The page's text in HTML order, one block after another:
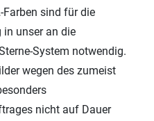
-Farben sind für die
in unser an die
System notwendig.
wegen des zumeist
nicht auf Dauer